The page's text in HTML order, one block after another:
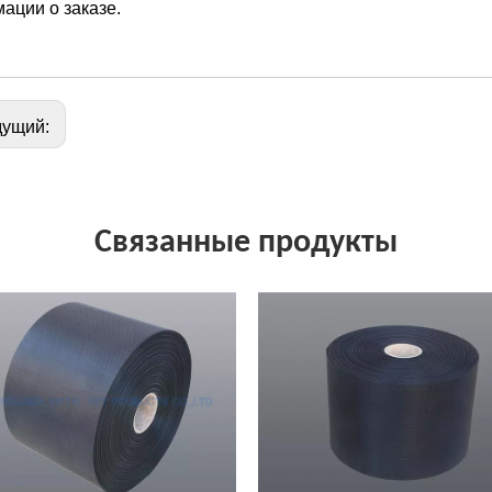
о заказе.
Связанные продукты